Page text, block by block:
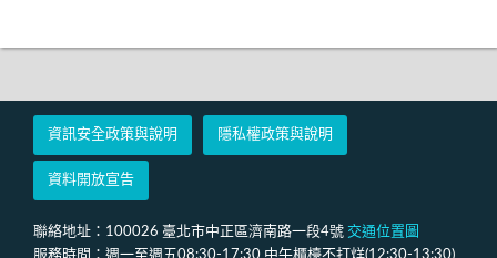
資訊安全政策與說明 隱私權政策與說明
資料開放宣告
聯絡地址：100026 臺北市中正區濟南路一段4號 交通位置圖
服務時間：週一至週五08:30-17:30 中午櫃檯不打烊(12:30-13:30)